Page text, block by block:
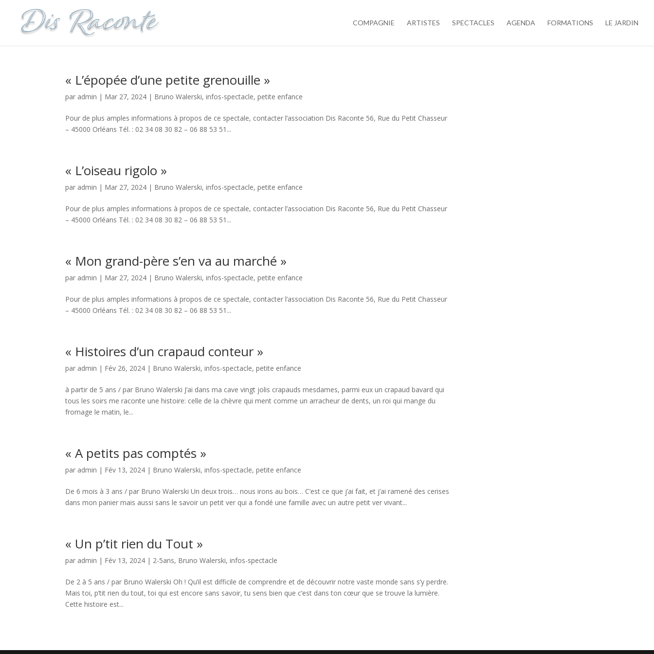
COMPAGNIE ARTISTES SPECTACLES AGENDA FORMATIONS LE JARDIN
« L’épopée d’une petite grenouille »
par admin | Mar 27, 2024 | Bruno Walerski,infos-spectacle,petite enfance
Pour de plus amples informations à propos de ce spectale, contacter l’association Dis Raconte 56, Rue du Petit Chasseur
– 45000 Orléans Tél. : 02 34 08 30 82 – 06 88 53 51...
« L’oiseau rigolo »
par admin | Mar 27, 2024 | Bruno Walerski,infos-spectacle,petite enfance
Pour de plus amples informations à propos de ce spectale, contacter l’association Dis Raconte 56, Rue du Petit Chasseur
– 45000 Orléans Tél. : 02 34 08 30 82 – 06 88 53 51...
« Mon grand-père s’en va au marché »
par admin | Mar 27, 2024 | Bruno Walerski,infos-spectacle,petite enfance
Pour de plus amples informations à propos de ce spectale, contacter l’association Dis Raconte 56, Rue du Petit Chasseur
– 45000 Orléans Tél. : 02 34 08 30 82 – 06 88 53 51...
« Histoires d’un crapaud conteur »
par admin | Fév 26, 2024 | Bruno Walerski,infos-spectacle,petite enfance
à partir de 5 ans / par Bruno Walerski J’ai dans ma cave vingt jolis crapauds mesdames, parmi eux un crapaud bavard qui
tous les soirs me raconte une histoire: celle de la chèvre qui ment comme un arracheur de dents, un roi qui mange du
fromage le matin, le...
« A petits pas comptés »
par admin | Fév 13, 2024 | Bruno Walerski,infos-spectacle,petite enfance
De 6 mois à 3 ans / par Bruno Walerski Un deux trois… nous irons au bois… C’est ce que j’ai fait, et j’ai ramené des cerises
dans mon panier mais aussi sans le savoir un petit ver qui a fondé une famille avec un autre petit ver vivant...
« Un p’tit rien du Tout »
par admin | Fév 13, 2024 | 2-5ans, Bruno Walerski,infos-spectacle
De 2 à 5 ans / par Bruno Walerski Oh ! Qu’il est difficile de comprendre et de découvrir notre vaste monde sans s’y perdre.
Mais toi, p’tit rien du tout, toi qui est encore sans savoir, tu sens bien que c’est dans ton cœur que se trouve la lumière.
Cette histoire est...